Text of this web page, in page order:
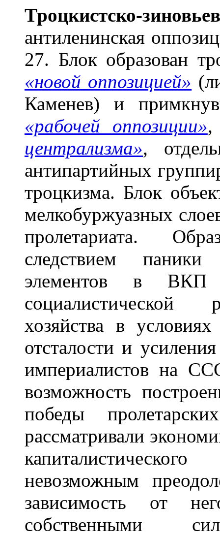
Троцкистско-зино
антиленинская
27. Блок образован
«новой оппозицией»
Каменев) и
«рабочей оппозиции»
централизма»,
антипартийных
троцкизма. Блок
мелкобуржуазных
пролетариата.
следствием паники
элементов в ВКП
социалистической
хозяйства в
отсталости и
империалистов на
возможность
победы
рассматривали
невозможным
зависимость от
собственными